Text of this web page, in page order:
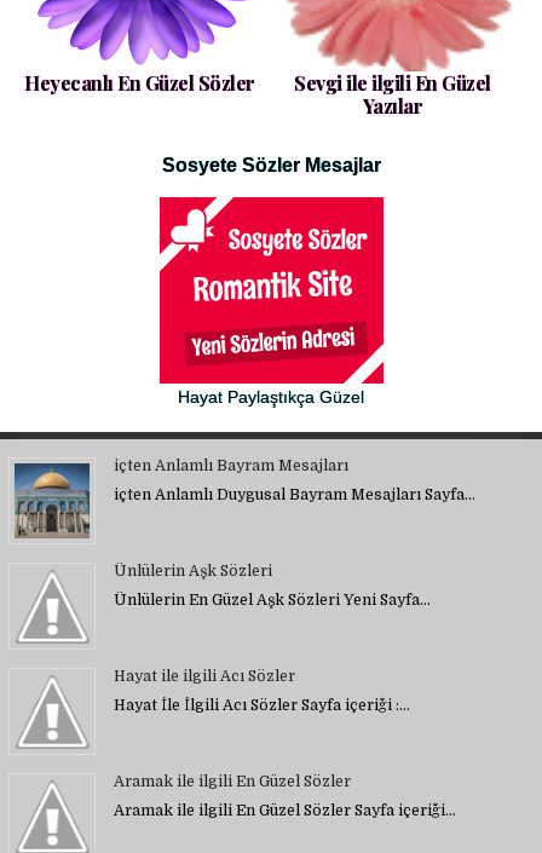
Heyecanlı En Güzel Sözler
Sevgi ile ilgili En Güzel
Yazılar
Sosyete Sözler Mesajlar
Hayat Paylaştıkça Güzel
içten Anlamlı Bayram Mesajları
içten Anlamlı Duygusal Bayram Mesajları Sayfa…
Ünlülerin Aşk Sözleri
Ünlülerin En Güzel Aşk Sözleri Yeni Sayfa…
Hayat ile ilgili Acı Sözler
Hayat İle İlgili Acı Sözler Sayfa içeriği :…
Aramak ile ilgili En Güzel Sözler
Aramak ile ilgili En Güzel Sözler Sayfa içeriği…